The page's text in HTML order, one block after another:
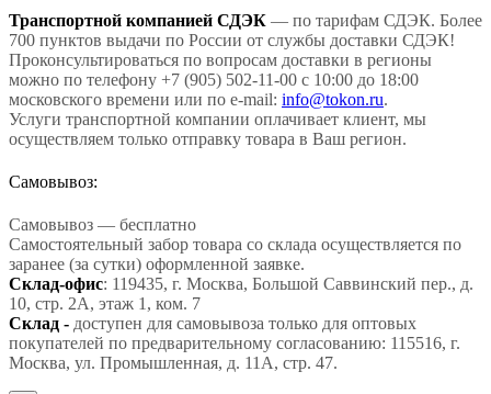
Транспортной компанией СДЭК — по тарифам СДЭК. Более
700 пунктов выдачи по России от службы доставки СДЭК!
Проконсультироваться по вопросам доставки в регионы
можно по телефону +7 (905) 502-11-00 с 10:00 до 18:00
московского времени или по e-mail: info@tokon.ru.
Услуги транспортной компании оплачивает клиент, мы
осуществляем только отправку товара в Ваш регион.
Самовывоз:
Самовывоз — бесплатно
Самостоятельный забор товара со склада осуществляется по
заранее (за сутки) оформленной заявке.
Склад-офис: 119435, г. Москва, Большой Саввинский пер., д.
10, стр. 2А, этаж 1, ком. 7
Склад - доступен для самовывоза только для оптовых
покупателей по предварительному согласованию: 115516, г.
Москва, ул. Промышленная, д. 11А, стр. 47.